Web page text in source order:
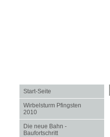
Start-Seite
Wirbelsturm Pfingsten
2010
Die neue Bahn -
Baufortschritt